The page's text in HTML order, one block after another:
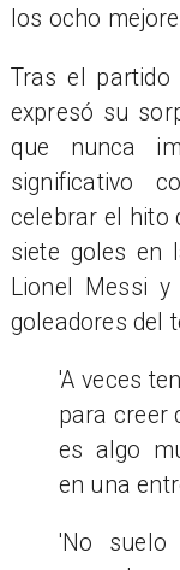
los ocho
Tras el partido
expresó su
que nunca
significativo
celebrar el hito
siete goles en
Lionel Messi
goleadores del
'A veces
para creer
es algo
en una
'No suelo